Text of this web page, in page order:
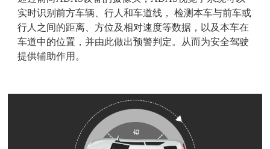
实时识别前方车辆、行人和车道线， 检测本车与前车或
行人之间的距离、方位及相对速度等数据，以及本车在
车道中的位置，并由此做出预警判定。从而为安全驾驶
提供辅助作用。